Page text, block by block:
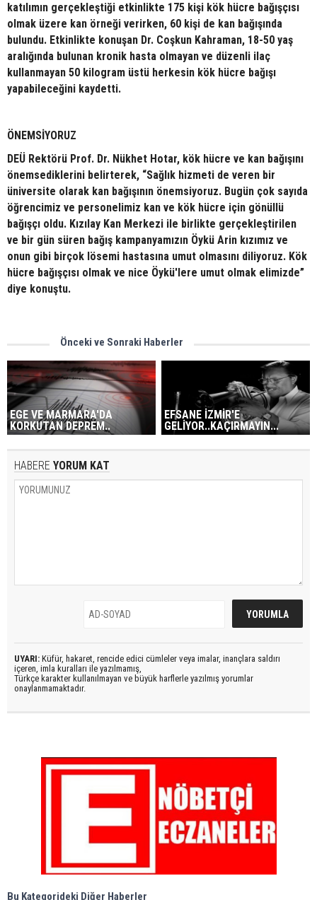
katılımın gerçekleştiği etkinlikte 175 kişi kök hücre bağışçısı
olmak üzere kan örneği verirken, 60 kişi de kan bağışında
bulundu. Etkinlikte konuşan Dr. Coşkun Kahraman, 18-50 yaş
aralığında bulunan kronik hasta olmayan ve düzenli ilaç
kullanmayan 50 kilogram üstü herkesin kök hücre bağışı
yapabileceğini kaydetti.
ÖNEMSİYORUZ
DEÜ Rektörü Prof. Dr. Nükhet Hotar, kök hücre ve kan bağışını
önemsediklerini belirterek, “Sağlık hizmeti de veren bir
üniversite olarak kan bağışının önemsiyoruz. Bugün çok sayıda
öğrencimiz ve personelimiz kan ve kök hücre için gönüllü
bağışçı oldu. Kızılay Kan Merkezi ile birlikte gerçekleştirilen
ve bir gün süren bağış kampanyamızın Öykü Arin kızımız ve
onun gibi birçok lösemi hastasına umut olmasını diliyoruz. Kök
hücre bağışçısı olmak ve nice Öykü'lere umut olmak elimizde”
diye konuştu.
Önceki ve Sonraki Haberler
EGE VE MARMARA'DA
KORKUTAN DEPREM..
EFSANE İZMİR'E
GELİYOR..KAÇIRMAYIN...
HABERE YORUM KAT
UYARI: Küfür, hakaret, rencide edici cümleler veya imalar, inançlara saldırı
içeren, imla kuralları ile yazılmamış,
Türkçe karakter kullanılmayan ve büyük harflerle yazılmış yorumlar
onaylanmamaktadır.
Bu Kategorideki Diğer Haberler